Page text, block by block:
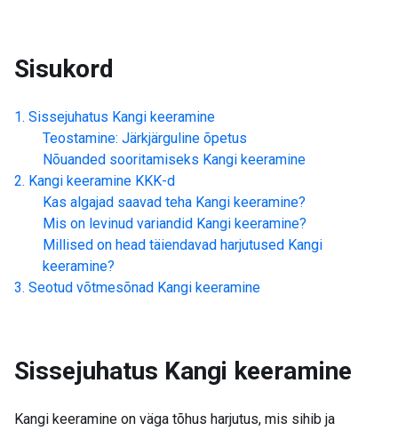
Sisukord
Sissejuhatus Kangi keeramine
Teostamine: Järkjärguline õpetus
Nõuanded sooritamiseks Kangi keeramine
Kangi keeramine KKK-d
Kas algajad saavad teha Kangi keeramine?
Mis on levinud variandid Kangi keeramine?
Millised on head täiendavad harjutused Kangi
keeramine?
Seotud võtmesõnad Kangi keeramine
Sissejuhatus Kangi keeramine
Kangi keeramine on väga tõhus harjutus, mis sihib ja